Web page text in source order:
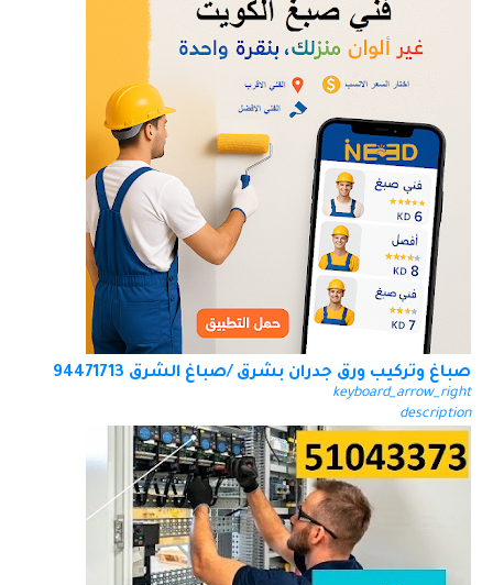
صباغ وتركيب ورق جدران بشرق /صباغ الشرق 94471713
keyboard_arrow_right
description